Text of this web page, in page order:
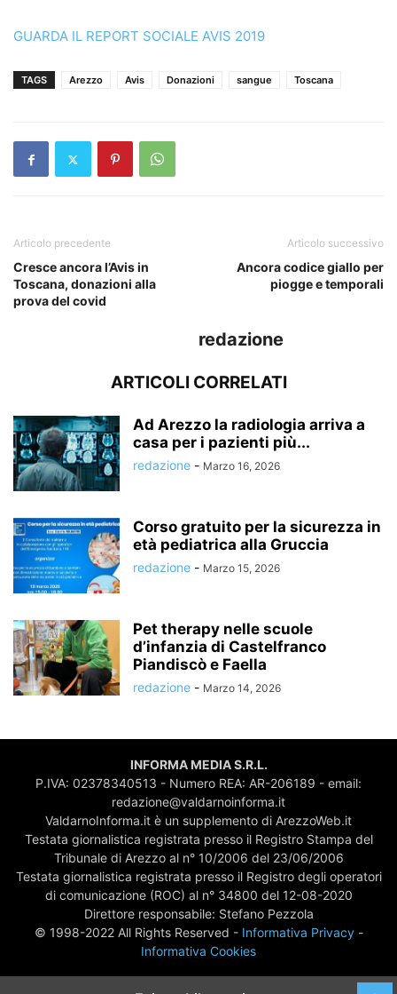
GUARDA IL REPORT SOCIALE AVIS 2019
TAGS Arezzo Avis Donazioni sangue Toscana
Articolo precedente
Cresce ancora l’Avis in
Toscana, donazioni alla
prova del covid
Articolo successivo
Ancora codice giallo per
piogge e temporali
redazione
ARTICOLI CORRELATI
Ad Arezzo la radiologia arriva a
casa per i pazienti più...
redazione - Marzo 16, 2026
Corso gratuito per la sicurezza in
età pediatrica alla Gruccia
redazione - Marzo 15, 2026
Pet therapy nelle scuole
d’infanzia di Castelfranco
Piandiscò e Faella
redazione - Marzo 14, 2026
INFORMA MEDIA S.R.L.
P.IVA: 02378340513 - Numero REA: AR-206189 - email:
redazione@valdarnoinforma.it
ValdarnoInforma.it è un supplemento di ArezzoWeb.it
Testata giornalistica registrata presso il Registro Stampa del
Tribunale di Arezzo al n° 10/2006 del 23/06/2006
Testata giornalistica registrata presso il Registro degli operatori
di comunicazione (ROC) al n° 34800 del 12-08-2020
Direttore responsabile: Stefano Pezzola
© 1998-2022 All Rights Reserved - Informativa Privacy-
Informativa Cookies